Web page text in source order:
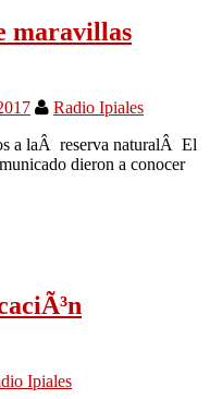
maravillas
Radio Ipiales
a laÂ reserva naturalÂ El
dieron a conocer
Ipiales